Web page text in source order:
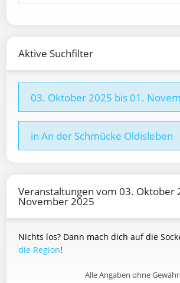
Aktive Suchfilter
03. Oktober 2025 bis 01.
in An der Schmücke Oldisleben
Veranstaltungen vom 03. Oktober
November 2025
Nichts los? Dann mach dich auf die
die Region!
Alle Angaben ohne Gewähr